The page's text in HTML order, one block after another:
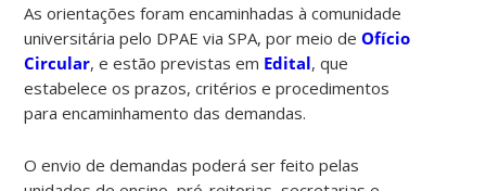
As orientações foram encaminhadas à comunidade
universitária pelo DPAE via SPA, por meio deOfício
Circular, e estão previstas em Edital, que
estabelece os prazos, critérios e procedimentos
para encaminhamento das demandas.
O envio de demandas poderá ser feito pelas